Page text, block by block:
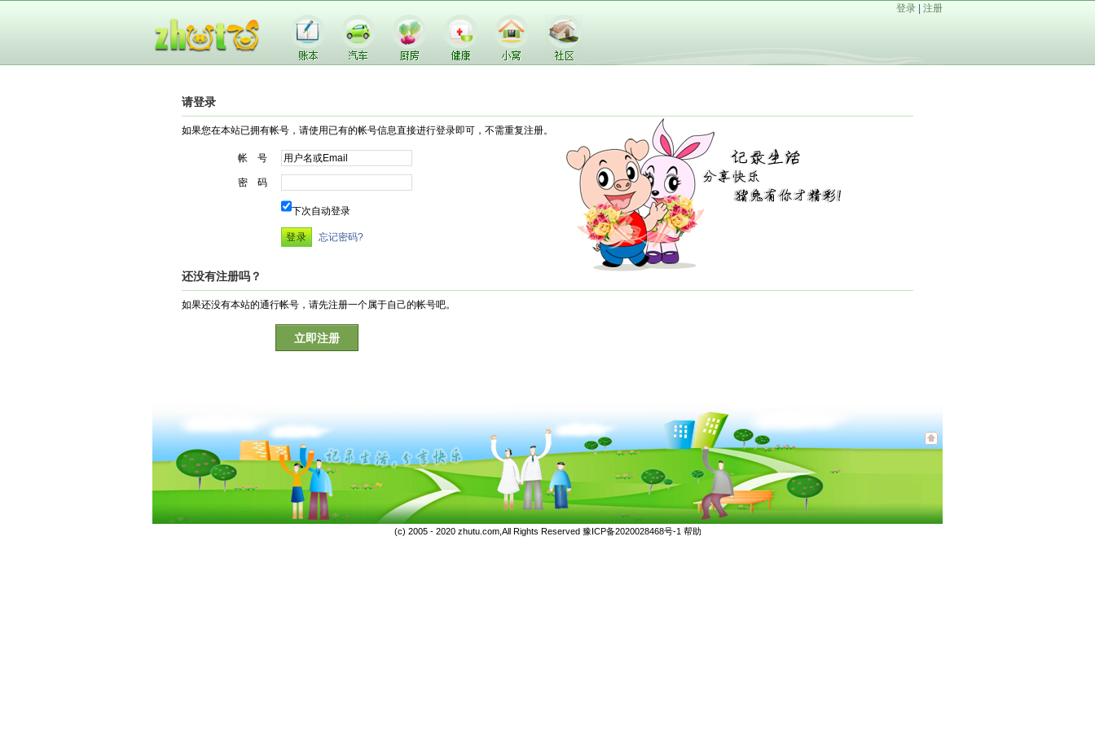
登录 注册
请登录
如果您在本站已拥有帐号，请使用已有的帐号信息直接进行登录即可，不需重复注册。
帐 号
密 码
下次自动登录
忘记密码?
还没有注册吗？
如果还没有本站的通行帐号，请先注册一个属于自己的帐号吧。
立即注册
(c) 2005 - 2020 zhutu.com,All Rights Reserved 豫ICP备2020028468号-1 帮助